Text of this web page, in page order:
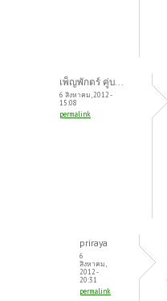
เพ็ญพักตร์ คู่บ...
6 สิงหาคม, 2012 -
15:08
permalink
priraya
6
สิงหาคม,
2012 -
20:31
permalink